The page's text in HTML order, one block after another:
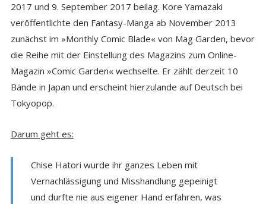
2017 und 9. September 2017 beilag. Kore Yamazaki
veröffentlichte den Fantasy-Manga ab November 2013
zunächst im »Monthly Comic Blade« von Mag Garden, bevor
die Reihe mit der Einstellung des Magazins zum Online-
Magazin »Comic Garden« wechselte. Er zählt derzeit 10
Bände in Japan und erscheint hierzulande auf Deutsch bei
Tokyopop.
Darum geht es:
Chise Hatori wurde ihr ganzes Leben mit
Vernachlässigung und Misshandlung gepeinigt
und durfte nie aus eigener Hand erfahren, was